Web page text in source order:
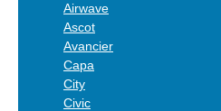
Airwave
Ascot
Avancier
Capa
City
Civic